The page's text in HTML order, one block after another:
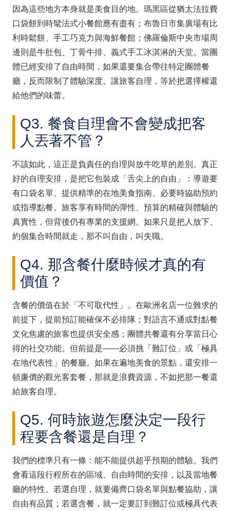
因為這些地方本身就是美食目的地。瑪黑區從猶太法拉費
口袋餅到時髦法式小餐館應有盡有；布魯日市集廣場有比
利時鬆餅、手工巧克力與海鮮餐館；佛羅倫斯中央市場周
邊則是牛肚包、丁骨牛排、義式手工冰淇淋的天堂。當團
體已經安排了自由時間，如果還要集合帶往特定團體餐
廳，反而限制了體驗深度。讓旅客自理，等於把選擇權還
給他們的味蕾。
Q3. 餐食自理會不會變成把客
人丟著不管？
不該如此，這正是負責任的自理與放牛吃草的差別。真正
好的自理安排，是把它包裝成「舌尖上的自由」：導遊要
有口袋名單、提供精準的在地美食指南、必要時協助預約
或指導點餐。旅客享有時間的彈性、預算的精確與體驗的
真實性，但背後仍有專業的支援網。如果只是把人放下、
約個集合時間就走，那不叫自由，叫失職。
Q4. 那含餐什麼時候才真的有
價值？
含餐的價值在於「不可取代性」。在歐洲名店一位難求的
前提下，提前預訂能確保不必排隊；對語言不通或對點餐
文化焦慮的旅客也提供安全感；團體共餐還有分享當日心
得的社交功能。但前提是——必須挑「難訂位」或「極具
在地代表性」的餐廳。如果在遍地美食的景點，還安排一
頓廉價的觀光客套餐，那就是浪費資源，不如把那一餐還
給旅客自理。
Q5. 何時旅遊怎麼決定一段行
程要含餐還是自理？
我們的標準只有一條：能不能提供超乎預期的體驗。我們
會看這段行程所在的區域、自由時間的安排，以及當地餐
廳的特性。若選自理，就要備齊口袋名單與點餐協助，讓
自由有品質；若選含餐，就一定要訂到難訂位或極具代表